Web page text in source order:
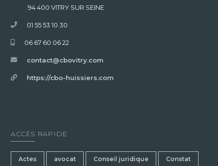
94 400 VITRY SUR SEINE
01 55 53 10 30
06 67 60 06 22
contact@cbovitry.com
https://cbo-huissiers.com
ACCÈS RAPIDE
Actes avocat Conseil juridique Constat